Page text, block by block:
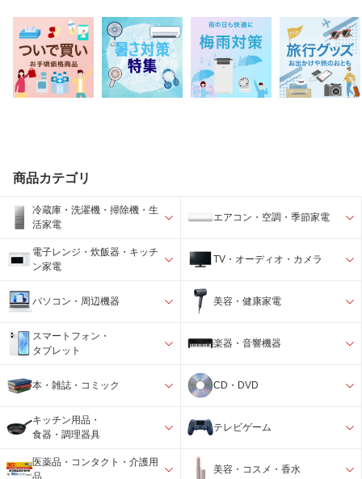
商品カテゴリ
冷蔵庫・洗濯機・掃除機・生
活家電
エアコン・空調・季節家電
電子レンジ・炊飯器・キッチ
ン家電
TV・オーディオ・カメラ
パソコン・周辺機器 美容・健康家電
スマートフォン・
タブレット
楽器・音響機器
本・雑誌・コミック CD・DVD
キッチン用品・
食器・調理器具
テレビゲーム
医薬品・コンタクト・介護用
美容・コスメ・香水